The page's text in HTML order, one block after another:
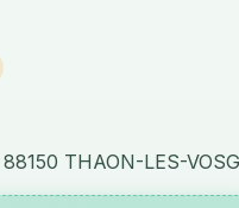
THAON-LES-